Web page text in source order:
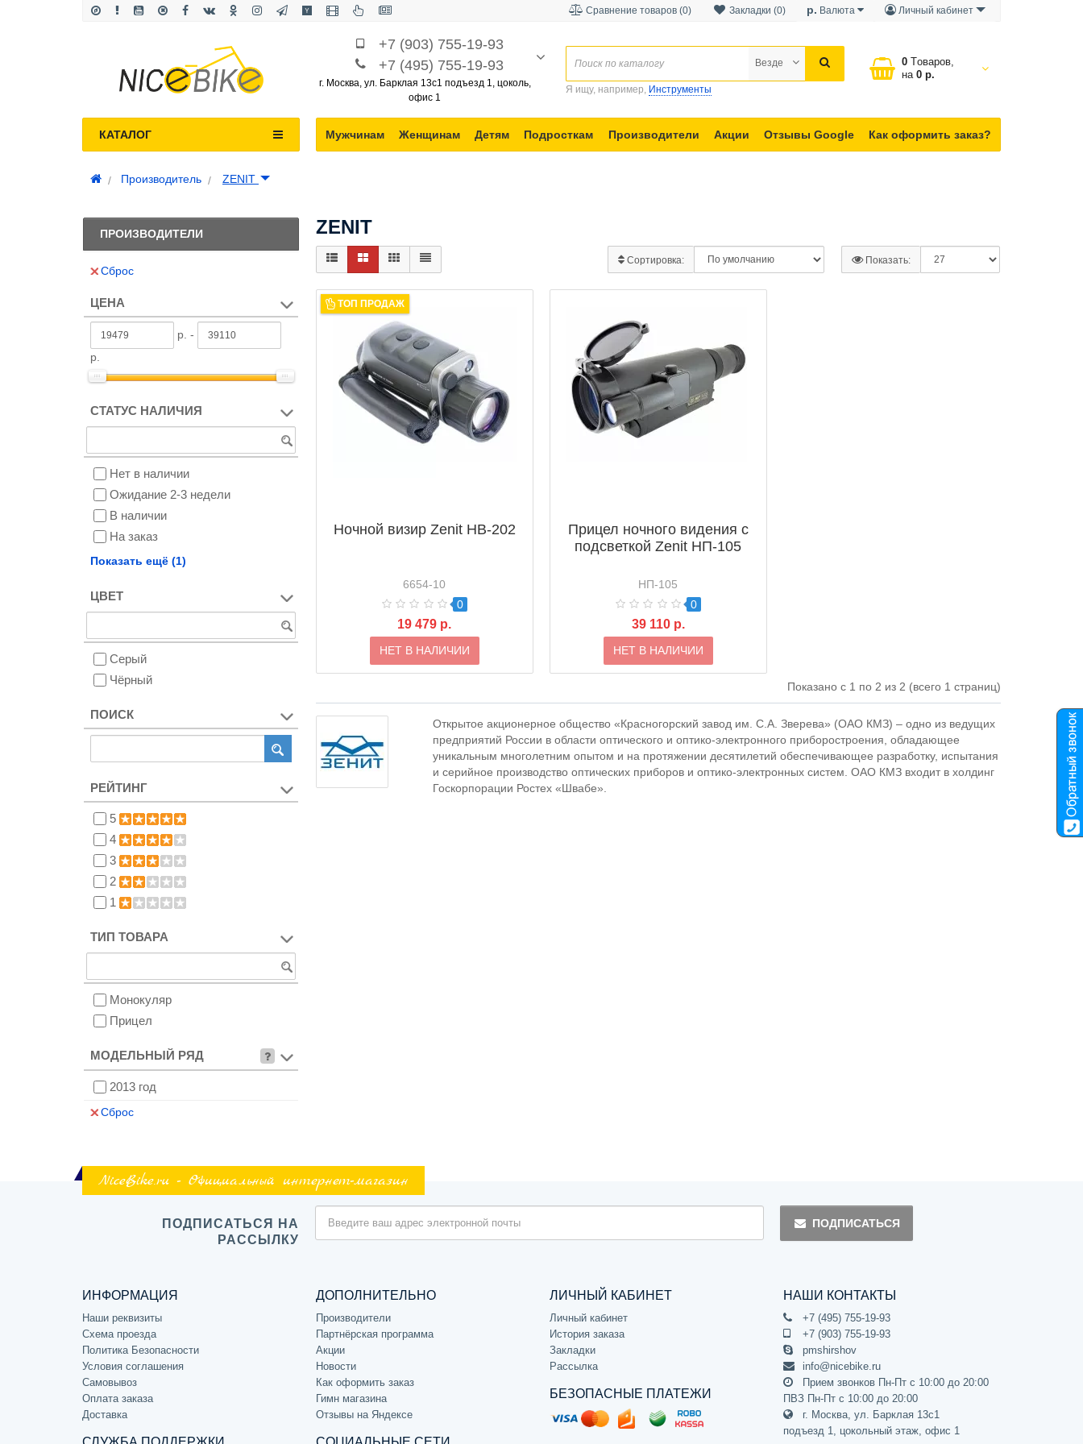
Личный кабинет
р. Валюта
Закладки (0)
Сравнение товаров (0)
+7 (903) 755-19-93
+7 (495) 755-19-93
г. Москва, ул. Барклая 13с1 подъезд 1, цоколь,
офис 1
0 Tоваров,
на
0 р.
Везде
Я ищу, например, Инструменты
Мужчинам Женщинам Детям Подросткам Производители Акции Отзывы Google Как оформить заказ?
КАТАЛОГ
Производитель ZENIT
ПРОИЗВОДИТЕЛИ
Сброс
ЦЕНА
р. -
р.
СТАТУС НАЛИЧИЯ
Нет в наличии
Ожидание 2-3 недели
В наличии
На заказ
Снят с производства
Показать ещё (1)
ЦВЕТ
Серый
Чёрный
ПОИСК
РЕЙТИНГ
5
4
3
2
1
ТИП ТОВАРА
Монокуляр
Прицел
МОДЕЛЬНЫЙ РЯД
2013 год
Сброс
ZENIT
Сортировка: Показать:
ТОП ПРОДАЖ
Ночной визир Zenit НВ-202
6654-10
0
19 479 р.
НЕТ В НАЛИЧИИ
Прицел ночного видения с
подсветкой Zenit НП-105
НП-105
0
39 110 р.
НЕТ В НАЛИЧИИ
Показано с 1 по 2 из 2 (всего 1 страниц)
Открытое акционерное общество «Красногорский завод им. С.А. Зверева» (ОАО КМЗ) ‒ одно из ведущих
предприятий России в области оптического и оптико-электронного приборостроения, обладающее
уникальным многолетним опытом и на протяжении десятилетий обеспечивающее разработку, испытания
и серийное производство оптических приборов и оптико-электронных систем. ОАО КМЗ входит в холдинг
Госкорпорации Ростех «Швабе».
NiceBike.ru - Официальный интернет-магазин
ПОДПИСАТЬСЯ НА
РАССЫЛКУ
ПОДПИСАТЬСЯ
ИНФОРМАЦИЯ
Наши реквизиты
Схема проезда
Политика Безопасности
Условия соглашения
Самовывоз
Оплата заказа
Доставка
ДОПОЛНИТЕЛЬНО
Производители
Партнёрская программа
Акции
Новости
Как оформить заказ
Гимн магазина
Отзывы на Яндексе
ЛИЧНЫЙ КАБИНЕТ
Личный кабинет
История заказа
Закладки
Рассылка
БЕЗОПАСНЫЕ ПЛАТЕЖИ
НАШИ КОНТАКТЫ
+7 (495) 755-19-93
+7 (903) 755-19-93
pmshirshov
info@nicebike.ru
Прием звонков Пн-Пт с 10:00 до 20:00
ПВЗ Пн-Пт с 10:00 до 20:00
г. Москва, ул. Барклая 13с1
подъезд 1, цокольный этаж, офис 1